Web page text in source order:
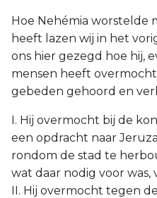
Hoe Nehémia worstelde
heeft lazen wij in het
ons hier gezegd hoe hij,
mensen heeft
gebeden gehoord en
I. Hij overmocht bij de
een opdracht naar
rondom de stad te
wat daar nodig voor was,
II. Hij overmocht tegen